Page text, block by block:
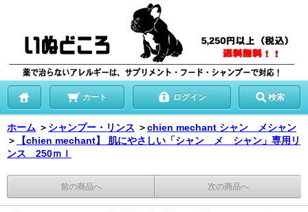
カート ログイン 検索
ホーム ＞ シャンプー・リンス ＞chien mechant シャン メシャン
＞
【chien mechant】 肌にやさしい「シャン メ シャン」専用リ
ンス 250ｍｌ
前の商品へ 次の商品へ